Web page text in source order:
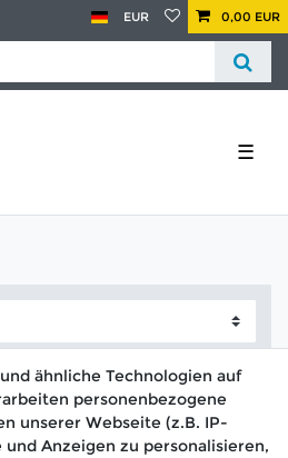
EUR 0,00 EUR
☰
ähnliche Technologien auf
personenbezogene
unserer Webseite (z.B. IP-
und Anzeigen zu personalisieren,